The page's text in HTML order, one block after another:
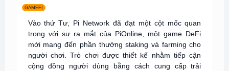
GAMEFI
Vào thứ Tư, Pi Network đã đạt một cột mốc quan
trọng với sự ra mắt của PiOnline, một game DeFi
mới mang đến phần thưởng staking và farming cho
người chơi. Trò chơi được thiết kế nhằm tiếp cận
cộng đồng người dùng bằng cách cung cấp trải